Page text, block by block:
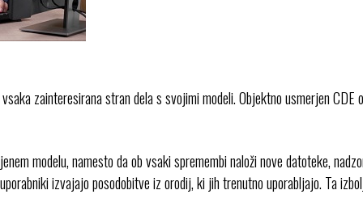
zainteresirana stran dela s svojimi modeli. Objektno usmerjen
modelu, namesto da ob vsaki spremembi naloži nove datoteke,
izvajajo posodobitve iz orodij, ki jih trenutno uporabljajo. Ta